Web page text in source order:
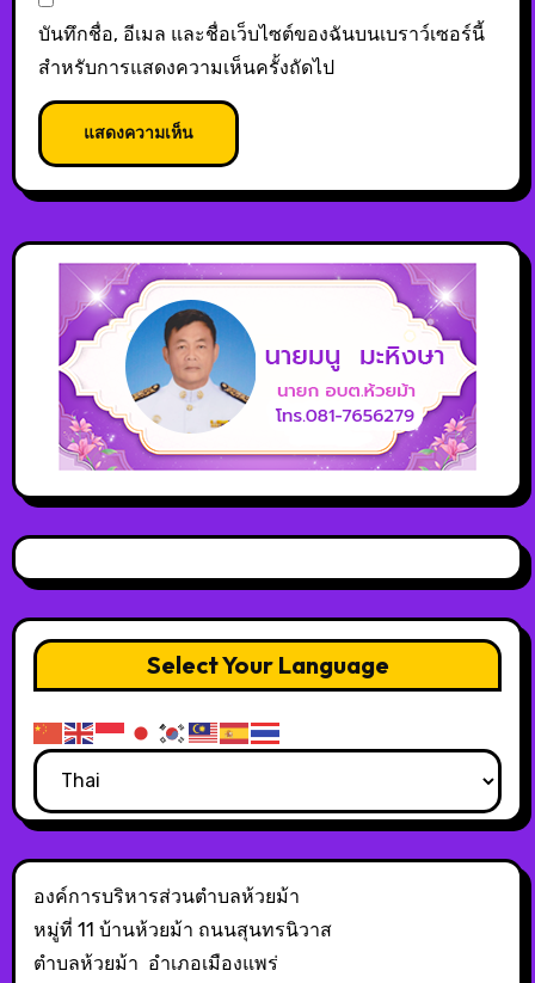
บันทึกชื่อ, อีเมล และชื่อเว็บไซต์ของฉันบนเบราว์เซอร์นี้
สำหรับการแสดงความเห็นครั้งถัดไป
Select Your Language
องค์การบริหารส่วนตำบลห้วยม้า
หมู่ที่ 11 บ้านห้วยม้า ถนนสุนทรนิวาส
ตำบลห้วยม้า อำเภอเมืองแพร่